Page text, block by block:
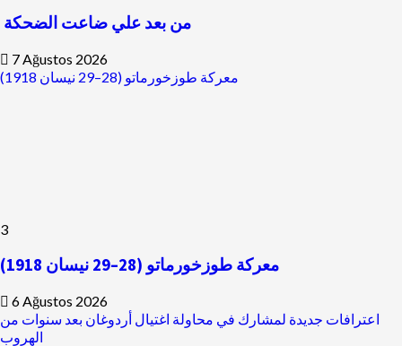
من بعد علي ضاعت الضحكة
7 Ağustos 2026
معركة طوزخورماتو (28–29 نيسان 1918)
3
معركة طوزخورماتو (28–29 نيسان 1918)
6 Ağustos 2026
اعترافات جديدة لمشارك في محاولة اغتيال أردوغان بعد سنوات من
الهروب